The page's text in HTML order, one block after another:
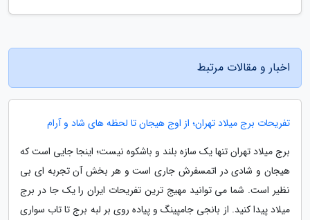
اخبار و مقالات مرتبط
تفریحات برج میلاد تهران؛ از اوج هیجان تا لحظه های شاد و آرام
برج میلاد تهران تنها یک سازه بلند و باشکوه نیست؛ اینجا جایی است که
هیجان و شادی در اتمسفرش جاری است و هر بخش آن تجربه ای بی
نظیر است. شما می توانید مهیج ترین تفریحات ایران را یک جا در برج
میلاد پیدا کنید. از بانجی جامپینگ و پیاده روی بر لبه برج تا تاب سواری